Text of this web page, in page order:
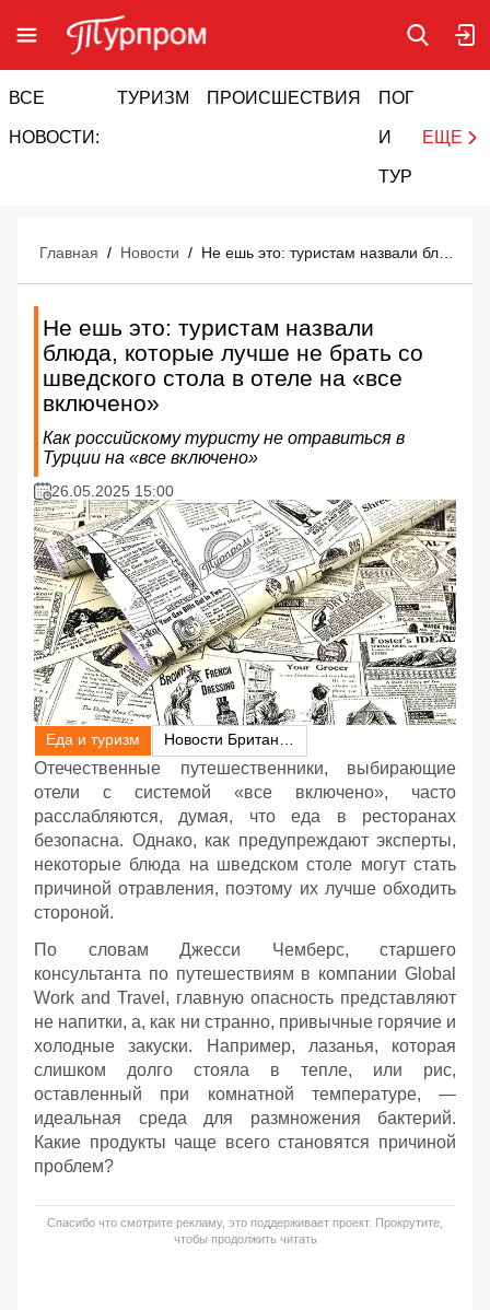
ВСЕ
НОВОСТИ:
ТУРИЗМ ПРОИСШЕСТВИЯ ПОГОДА
И
ТУРИЗМ
ЕЩЕ
Главная / Новости /
Не ешь это: туристам назвали
блюда, которые лучше не брать со
шведского стола в отеле на «все
включено»
Как российскому туристу не отравиться в
Турции на «все включено»
26.05.2025 15:00
Еда и туризм
Отечественные путешественники, выбирающие
отели с системой «все включено», часто
расслабляются, думая, что еда в ресторанах
безопасна. Однако, как предупреждают эксперты,
некоторые блюда на шведском столе могут стать
причиной отравления, поэтому их лучше обходить
стороной.
По словам Джесси Чемберс, старшего
консультанта по путешествиям в компании Global
Work and Travel, главную опасность представляют
не напитки, а, как ни странно, привычные горячие и
холодные закуски. Например, лазанья, которая
слишком долго стояла в тепле, или рис,
оставленный при комнатной температуре, —
идеальная среда для размножения бактерий.
Какие продукты чаще всего становятся причиной
проблем?
Спасибо что смотрите рекламу, это поддерживает проект. Прокрутите,
чтобы продолжить читать